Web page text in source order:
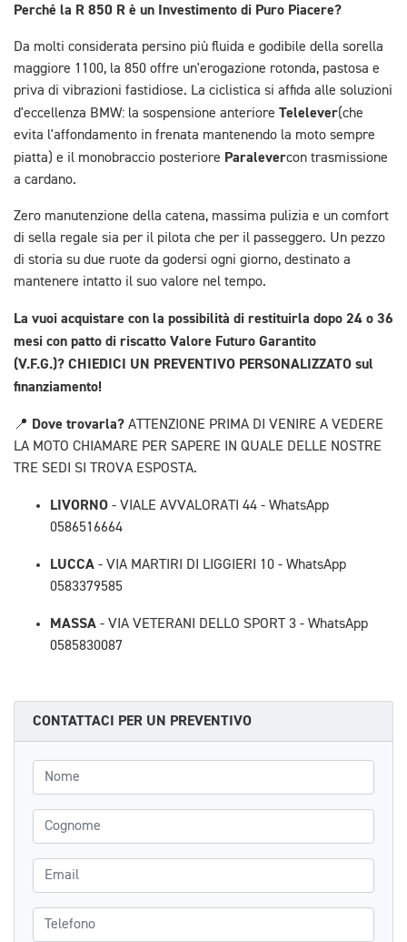
Perché la R 850 R è un Investimento di Puro Piacere?
Da molti considerata persino più fluida e godibile della sorella
maggiore 1100, la 850 offre un'erogazione rotonda, pastosa e
priva di vibrazioni fastidiose. La ciclistica si affida alle soluzioni
d'eccellenza BMW: la sospensione anteriore Telelever(che
evita l'affondamento in frenata mantenendo la moto sempre
piatta) e il monobraccio posteriore Paralevercon trasmissione
a cardano.
Zero manutenzione della catena, massima pulizia e un comfort
di sella regale sia per il pilota che per il passeggero. Un pezzo
di storia su due ruote da godersi ogni giorno, destinato a
mantenere intatto il suo valore nel tempo.
La vuoi acquistare con la possibilità di restituirla dopo 24 o 36
mesi con patto di riscatto Valore Futuro Garantito
(V.F.G.)? CHIEDICI UN PREVENTIVO PERSONALIZZATO sul
finanziamento!
📍 Dove trovarla? ATTENZIONE PRIMA DI VENIRE A VEDERE
LA MOTO CHIAMARE PER SAPERE IN QUALE DELLE NOSTRE
TRE SEDI SI TROVA ESPOSTA.
LIVORNO - VIALE AVVALORATI 44 - WhatsApp
0586516664
LUCCA - VIA MARTIRI DI LIGGIERI 10 - WhatsApp
0583379585
MASSA - VIA VETERANI DELLO SPORT 3 - WhatsApp
0585830087
CONTATTACI PER UN PREVENTIVO
Nome
Cognome
Email
Telefono